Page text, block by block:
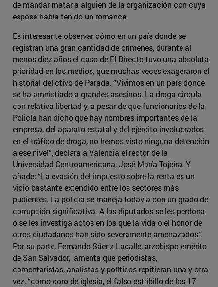
de mandar matar a alguien de la organización con cuya
esposa había tenido un romance.
Es interesante observar cómo en un país donde se
registran una gran cantidad de crímenes, durante al
menos diez años el caso de El Directo tuvo una absoluta
prioridad en los medios, que muchas veces exageraron el
historial delictivo de Parada. “Vivimos en un país donde
se ha amnistiado a grandes asesinos. La droga circula
con relativa libertad y, a pesar de que funcionarios de la
Policía han dicho que hay nombres importantes de la
empresa, del aparato estatal y del ejército involucrados
en el tráfico de droga, no hemos visto ninguna detención
a ese nivel”, declara a Valencia el rector de la
Universidad Centroamericana, José María Tojeira. Y
añade: “La evasión del impuesto sobre la renta es un
vicio bastante extendido entre los sectores más
pudientes. La policía se maneja todavía con un grado de
corrupción significativa. A los diputados se les perdona
o se les investiga actos en los que la vida o el honor de
otros ciudadanos han sido severamente amenazados”.
Por su parte, Fernando Sáenz Lacalle, arzobispo emérito
de San Salvador, lamenta que periodistas,
comentaristas, analistas y políticos repitieran una y otra
vez, “como coro de iglesia, el falso estribillo de los 17